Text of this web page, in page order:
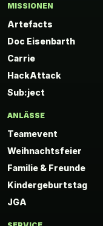
MISSIONEN
Artefacts
Doc Eisenbarth
Carrie
HackAttack
Sub:ject
ANLÄSSE
Teamevent
Weihnachtsfeier
Familie & Freunde
Kindergeburtstag
JGA